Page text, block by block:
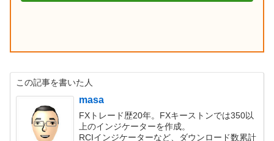
この記事を書いた人
masa
FXトレード歴20年。FXキーストンでは350以
上のインジケーターを作成。
RCIインジケーターなど、ダウンロード数累計